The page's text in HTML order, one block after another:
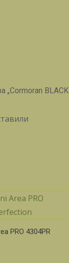
„Cormoran BLACK
PRO 4304PR